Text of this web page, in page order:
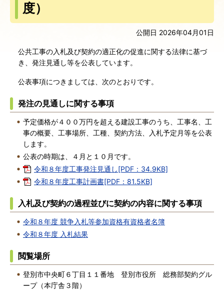
度）
公開日 2026年04月01日
公共工事の入札及び契約の適正化の促進に関する法律に基づ
き、発注見通し等を公表しています。
公表事項につきましては、次のとおりです。
発注の見通しに関する事項
予定価格が４００万円を超える建設工事のうち、工事名、工
事の概要、工事場所、工種、契約方法、入札予定月等を公表
します。
公表の時期は、４月と１０月です。
令和８年度工事発注見通し[PDF：34.9KB]
令和８年度工事計画書[PDF：81.5KB]
入札及び契約の過程並びに契約の内容に関する事項
令和８年度 競争入札等参加資格有資格者名簿
令和８年度 入札結果
閲覧場所
登別市中央町６丁目１１番地 登別市役所 総務部契約グル
ープ（本庁舎３階）